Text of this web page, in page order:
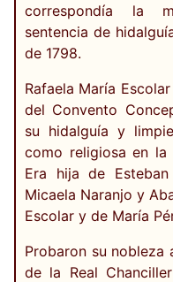
correspondía la
sentencia de
de 1798.
Rafaela María
del Convento
su hidalguía y
como religiosa en la
Era hija de
Micaela Naranjo y
Escolar y de María
Probaron su nobleza
de la Real